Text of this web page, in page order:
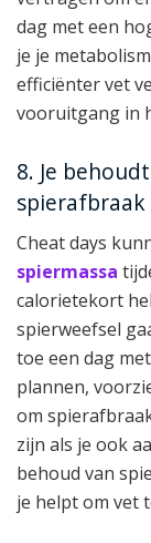
dag met een
je je
efficiënter vet
vooruitgang in
8. Je
spierafbraak
Cheat days
spiermassa
calorietekort
spierweefsel
toe een dag
plannen,
om
zijn als je ook
behoud van
je helpt om vet